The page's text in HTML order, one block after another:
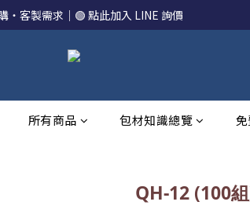
・客製需求｜🟢 點此加入 LINE 詢價
所有商品 包材知識總覽
QH-12 (100